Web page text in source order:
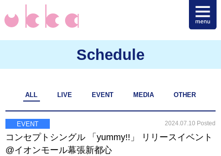
Schedule
ALL LIVE EVENT MEDIA OTHER
EVENT 2024.07.10 Posted
コンセプトシングル 「yummy!!」 リリースイベント
@イオンモール幕張新都心